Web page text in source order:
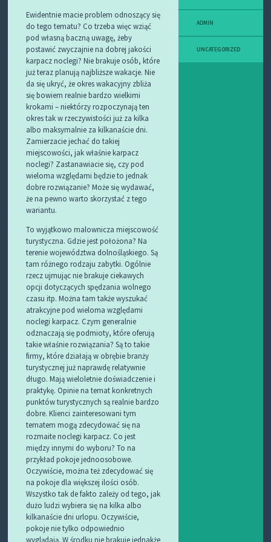
Ewidentnie macie problem odnoszący się
do tego tematu? Co trzeba więc wziąć
pod własną baczną uwagę, żeby
postawić zwyczajnie na dobrej jakości
karpacz noclegi? Nie brakuje osób, które
już teraz planują najbliższe wakacje. Nie
da się ukryć, że okres wakacyjny zbliża
się bowiem realnie bardzo wielkimi
krokami – niektórzy rozpoczynają ten
okres tak w rzeczywistości już za kilka
albo maksymalnie za kilkanaście dni.
Zamierzacie jechać do takiej
miejscowości, jak właśnie karpacz
noclegi? Zastanawiacie się, czy pod
wieloma względami będzie to jednak
dobre rozwiązanie? Może się wydawać,
że na pewno warto skorzystać z tego
wariantu.
To wyjątkowo malownicza miejscowość
turystyczna. Gdzie jest położona? Na
terenie województwa dolnośląskiego. Są
tam różnego rodzaju zabytki. Ogólnie
rzecz ujmując nie brakuje ciekawych
opcji dotyczących spędzania wolnego
czasu itp. Można tam także wyszukać
atrakcyjne pod wieloma względami
noclegi karpacz. Czym generalnie
odznaczają się podmioty, które oferują
takie właśnie rozwiązania? Są to takie
firmy, które działają w obrębie branży
turystycznej już naprawdę relatywnie
długo. Mają wieloletnie doświadczenie i
praktykę. Opinie na temat konkretnych
punktów turystycznych są realnie bardzo
dobre. Klienci zainteresowani tym
tematem mogą zdecydować się na
rozmaite noclegi karpacz. Co jest
między innymi do wyboru? To na
przykład pokoje jednoosobowe.
Oczywiście, można też zdecydować się
na pokoje dla większej ilości osób.
Wszystko tak de fakto zależy od tego, jak
dużo ludzi wybiera się na kilka albo
kilkanaście dni urlopu. Oczywiście,
pokoje nie tylko odpowiednio
wyglądają. W środku nie brakuje jednakże
ADMIN
UNCATEGORIZED